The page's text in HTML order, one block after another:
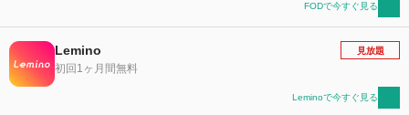
FODで今すぐ見る
Lemino
初回1ヶ月間無料
見放題
Leminoで今すぐ見る